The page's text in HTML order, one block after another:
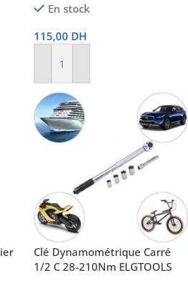
En stock
115,00 DH
Ajouter Au Panier
Clé Dynamométrique Carré
1/2 C 28-210Nm ELGTOOLS